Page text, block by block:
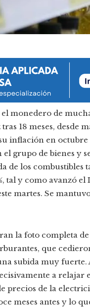
monedero de
18 meses, desde
inflación en octubre
el grupo de bienes y
de los
tal y como avanzó el
martes. Se
la foto completa
que
subida muy fuerte.
a relajar
precios de la
meses antes y lo